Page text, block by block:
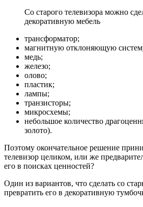
Со старого телевизора можно
декоративную мебель
трансформатор;
магнитную отклоняющую
медь;
железо;
олово;
пластик;
лампы;
транзисторы;
микросхемы;
небольшое количество
золото).
Поэтому окончательное решение
телевизор целиком, или же
его в поисках ценностей?
Один из вариантов, что сделать со
превратить его в декоративную